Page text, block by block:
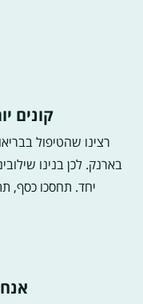
קונים
רצינו שהטיפול
בארנק. לכן בנינו
יחד. תחסכו כסף,